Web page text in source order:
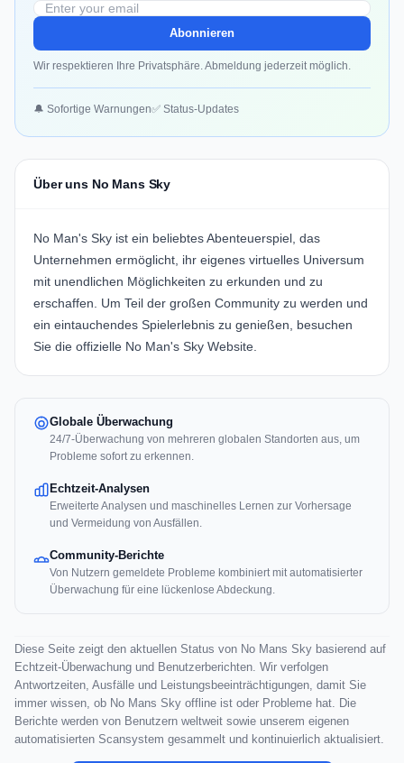
Abonnieren
Wir respektieren Ihre Privatsphäre. Abmeldung jederzeit möglich.
🔔 Sofortige Warnungen✅ Status-Updates
Über uns No Mans Sky
No Man's Sky ist ein beliebtes Abenteuerspiel, das
Unternehmen ermöglicht, ihr eigenes virtuelles Universum
mit unendlichen Möglichkeiten zu erkunden und zu
erschaffen. Um Teil der großen Community zu werden und
ein eintauchendes Spielerlebnis zu genießen, besuchen
Sie die offizielle No Man's Sky Website.
Globale Überwachung
24/7-Überwachung von mehreren globalen Standorten aus, um
Probleme sofort zu erkennen.
Echtzeit-Analysen
Erweiterte Analysen und maschinelles Lernen zur Vorhersage
und Vermeidung von Ausfällen.
Community-Berichte
Von Nutzern gemeldete Probleme kombiniert mit automatisierter
Überwachung für eine lückenlose Abdeckung.
Diese Seite zeigt den aktuellen Status von No Mans Sky basierend auf
Echtzeit-Überwachung und Benutzerberichten. Wir verfolgen
Antwortzeiten, Ausfälle und Leistungsbeeinträchtigungen, damit Sie
immer wissen, ob No Mans Sky offline ist oder Probleme hat. Die
Berichte werden von Benutzern weltweit sowie unserem eigenen
automatisierten Scansystem gesammelt und kontinuierlich aktualisiert.